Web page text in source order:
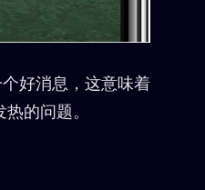
好消息，这意味着
的问题。